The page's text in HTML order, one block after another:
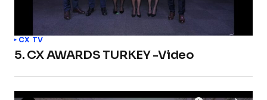
CX TV
5. CX AWARDS TURKEY -Video